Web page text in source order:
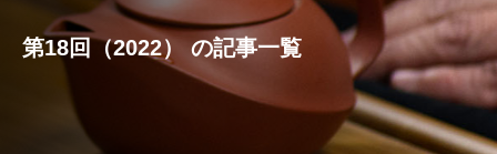
第18回（2022） の記事一覧